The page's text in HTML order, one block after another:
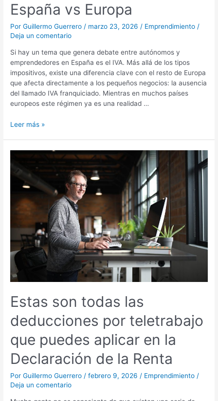
España vs Europa
PorGuillermo Guerrero/ marzo 23, 2026/ Emprendimiento /
Deja un comentario
Si hay un tema que genera debate entre autónomos y
emprendedores en España es el IVA. Más allá de los tipos
impositivos, existe una diferencia clave con el resto de Europa
que afecta directamente a los pequeños negocios: la ausencia
del llamado IVA franquiciado. Mientras en muchos países
europeos este régimen ya es una realidad …
Leer más »
Estas son todas las
deducciones por teletrabajo
que puedes aplicar en la
Declaración de la Renta
PorGuillermo Guerrero /febrero 9, 2026 / Emprendimiento /
Deja un comentario
todas
puedes
aplicar
en
Declaración
la
Renta